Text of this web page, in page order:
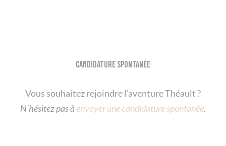
Candidature spontanée
Vous souhaitez rejoindre l’aventure Théault ?
N’hésitez pas àenvoyer une candidature spontanée.